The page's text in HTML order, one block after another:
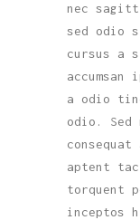
nec
sed odio
cursus a
a odio
odio. Sed
aptent
torquent
inceptos